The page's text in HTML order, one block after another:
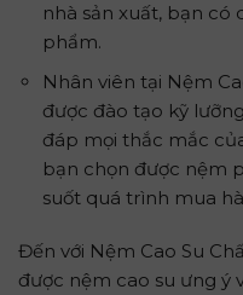
nhà sản xuất, bạn có
phẩm.
Nhân viên tại Nệm
được đào tạo kỹ
đáp mọi thắc mắc
bạn chọn được nệm
suốt quá trình mua
Đến với Nệm Cao Su
được nệm cao su ưng ý